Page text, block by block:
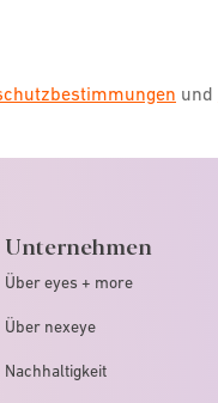
und
Unternehmen
Über eyes + more
Über nexeye
Nachhaltigkeit